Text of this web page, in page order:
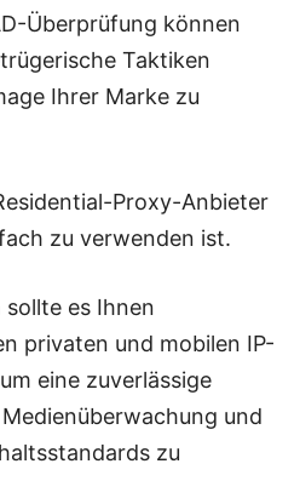
Überprüfung können
Taktiken
Ihrer Marke zu
Proxy-Anbieter
zu verwenden ist.
es Ihnen
privaten und mobilen IP-
eine zuverlässige
und
zu